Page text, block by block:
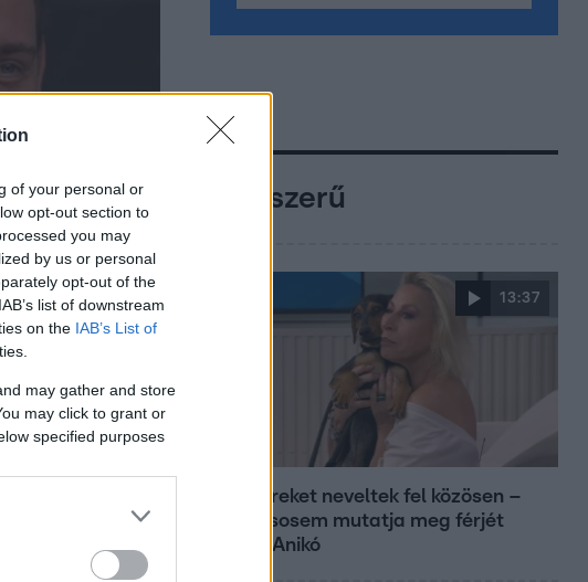
of your personal or
opt-out section to
you may
by us or personal
opt-out of the
list of downstream
on the IAB’s List of
may gather and store
may click to grant or
specified purposes
Népszerű
13:37
Öt gyereket neveltek fel közösen –
szinte sosem mutatja meg férjét
Ungár Anikó